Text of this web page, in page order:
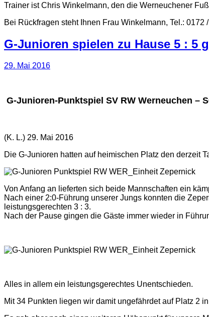
Trainer ist Chris Winkelmann, den die Werneuchener
Bei Rückfragen steht Ihnen Frau Winkelmann, Tel.: 0172
G-Junioren spielen zu Hause 5 : 5
29. Mai 2016
G-Junioren-Punktspiel SV RW Werneuchen –
(K. L.) 29. Mai 2016
Die G-Junioren hatten auf heimischen Platz den derzeit
Von Anfang an lieferten sich beide Mannschaften ein
Nach einer 2:0-Führung unserer Jungs konnten die
leistungsgerechten 3 : 3.
Nach der Pause gingen die Gäste immer wieder in
Alles in allem ein leistungsgerechtes Unentschieden.
Mit 34 Punkten liegen wir damit ungefährdet auf Platz 2